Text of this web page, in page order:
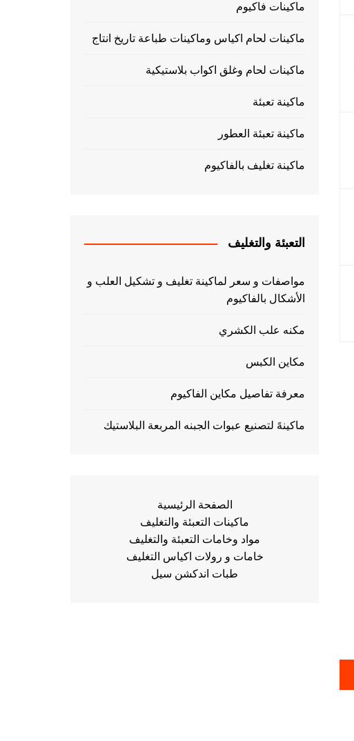
ماكينات فاكيوم
ماكينات لحام اكياس وماكينات طباعة تاريخ انتاج
ماكينات لحام وغلق اكواب بلاستيكية
ماكينة تعبئة
ماكينة تعبئة العطور
ماكينة تغليف بالفاكيوم
التعبئة والتغليف
مواصفات و سعر لماكينة تغليف و تشكيل العلب و
الأشكال بالفاكيوم
مكنه علب الكشري
مكاين الكبس
معرفة تفاصيل مكاين الفاكيوم
ماكينهً لتصنيع عبوات الجبنه المربعة البلاستيك
الصفحة الرئيسية
ماكينات التعبئة والتغليف
مواد وخامات التعبئة والتغليف
خامات و رولات اكياس التغليف
طبات اندكشن سيل